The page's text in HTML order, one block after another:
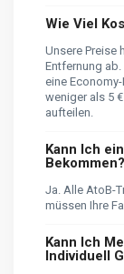
Wie Viel
Unsere Preise
Entfernung
eine
weniger als 5
aufteilen.
Kann Ich
Bekommen?
Ja. Alle AtoB-
müssen Ihre
Kann Ich
Individuell